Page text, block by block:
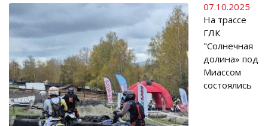
07.10.2025
На трассе
ГЛК
"Солнечная
долина» под
Миассом
состоялись